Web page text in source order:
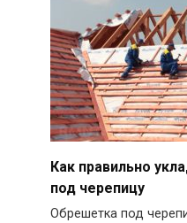
Как правильно
под черепицу
Обрешетка под